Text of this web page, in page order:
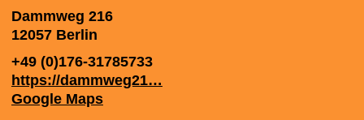
Dammweg 216
12057 Berlin
+49 (0)176-31785733
https://dammweg21…
Google Maps